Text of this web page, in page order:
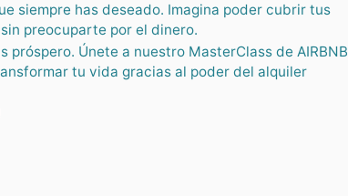
siempre has deseado. Imagina poder cubrir tus
preocuparte por el dinero.
Únete a nuestro MasterClass de AIRBNB
tu vida gracias al poder del alquiler